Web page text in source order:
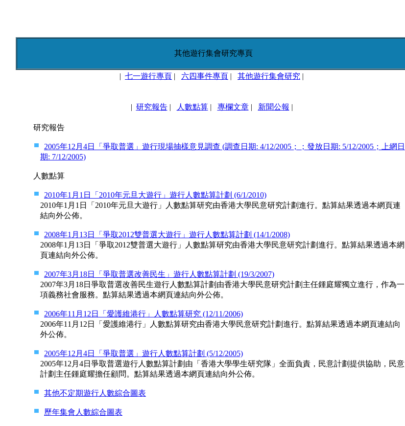
其他遊行集會研究專頁
| 七一遊行專頁 | 六四事件專頁 | 其他遊行集會研究 |
| 研究報告| 人數點算| 專欄文章| 新聞公報 |
研究報告
2005年12月4日「爭取普選」遊行現場抽樣意見調查 (調查日期: 4/12/2005；；發放日期: 5/12/2005；上網日
期: 7/12/2005)
人數點算
2010年1月1日「2010年元旦大遊行」遊行人數點算計劃 (6/1/2010)
2010年1月1日「2010年元旦大遊行」人數點算研究由香港大學民意研究計劃進行。點算結果透過本網頁連
結向外公佈。
2008年1月13日「爭取2012雙普選大遊行」遊行人數點算計劃 (14/1/2008)
2008年1月13日「爭取2012雙普選大遊行」人數點算研究由香港大學民意研究計劃進行。點算結果透過本網
頁連結向外公佈。
2007年3月18日「爭取普選改善民生」遊行人數點算計劃 (19/3/2007)
2007年3月18日爭取普選改善民生遊行人數點算計劃由香港大學民意研究計劃主任鍾庭耀獨立進行，作為一
項義務社會服務。點算結果透過本網頁連結向外公佈。
2006年11月12日「愛護維港行」人數點算研究 (12/11/2006)
2006年11月12日「愛護維港行」人數點算研究由香港大學民意研究計劃進行。點算結果透過本網頁連結向
外公佈。
2005年12月4日「爭取普選」遊行人數點算計劃 (5/12/2005)
2005年12月4日爭取普選遊行人數點算計劃由「香港大學學生研究隊」全面負責，民意計劃提供協助，民意
計劃主任鍾庭耀擔任顧問。點算結果透過本網頁連結向外公佈。
其他不定期遊行人數綜合圖表
歷年集會人數綜合圖表